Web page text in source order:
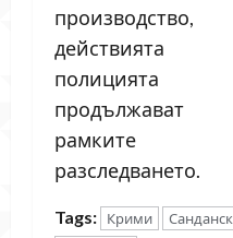
полицията
рамките
разследването.
Tags: Крими